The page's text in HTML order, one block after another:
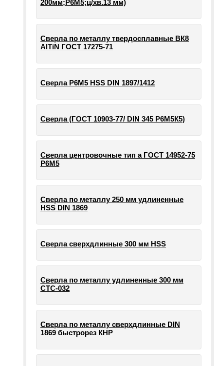
200мм;Р6М5;ц/хв.13 мм)
Сверла по металлу твердосплавные ВК8
AlTiN ГОСТ 17275-71
Сверла Р6М5 HSS DIN 1897/1412
Сверла (ГОСТ 10903-77/ DIN 345 Р6М5К5)
Сверла центровочные тип а ГОСТ 14952-75
Р6М5
Сверла по металлу 250 мм удлиненные
HSS DIN 1869
Сверла сверхдлинные 300 мм HSS
Сверла по металлу удлиненные 300 мм
СТС-032
Сверла по металлу сверхдлинные DIN
1869 быстрорез КНР